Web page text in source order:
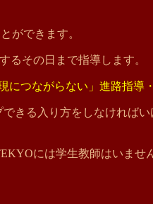
ができます。
るその日まで指導します。
につながらない」進路指導
きる入り方をしなければ
には学生教師はいま